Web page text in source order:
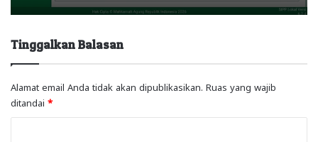
Tinggalkan Balasan
Alamat email Anda tidak akan dipublikasikan. Ruas yang wajib
ditandai *